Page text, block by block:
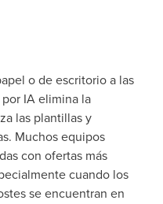
o de escritorio a las
IA elimina la
las plantillas y
Muchos equipos
con ofertas más
cuando los
se encuentran en